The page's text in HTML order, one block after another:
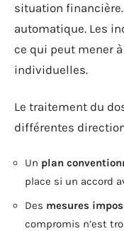
situation
automatique. Les
ce qui peut mener
individuelles.
Le traitement du
différentes
Un plan
place si un accord
Des mesures
compromis n’est